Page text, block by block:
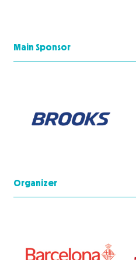
Main Sponsor
Organizer